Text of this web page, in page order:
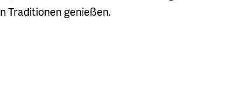
Traditionen genießen.